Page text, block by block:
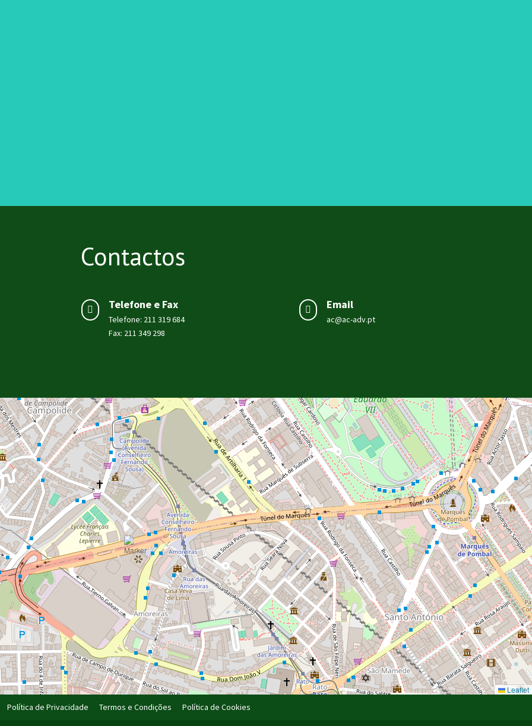
Contactos
 Telefone e Fax
Telefone: 211 319 684
Fax: 211 349 298
 Email
ac@ac-adv.pt
Leaflet
Política de Privacidade Termos e Condições Política de Cookies